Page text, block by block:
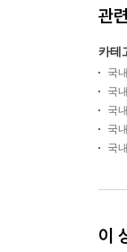
관
카테
국
국
국
국
국
이